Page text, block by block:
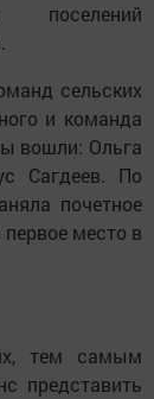
поселений
сельских
и команда
вошли: Ольга
Сагдеев. По
почетное
место в
тем самым
представить